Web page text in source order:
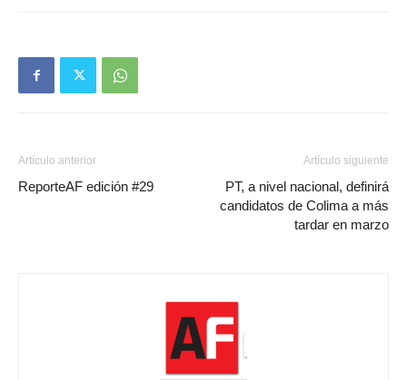
Artículo anterior
ReporteAF edición #29
Artículo siguiente
PT, a nivel nacional, definirá
candidatos de Colima a más
tardar en marzo